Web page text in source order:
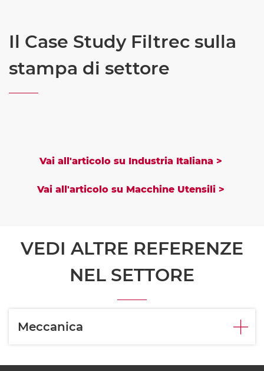
Il Case Study Filtrec sulla
stampa di settore
Vai all'articolo su Industria Italiana >
Vai all'articolo su Macchine Utensili >
VEDI ALTRE REFERENZE
NEL SETTORE
Meccanica